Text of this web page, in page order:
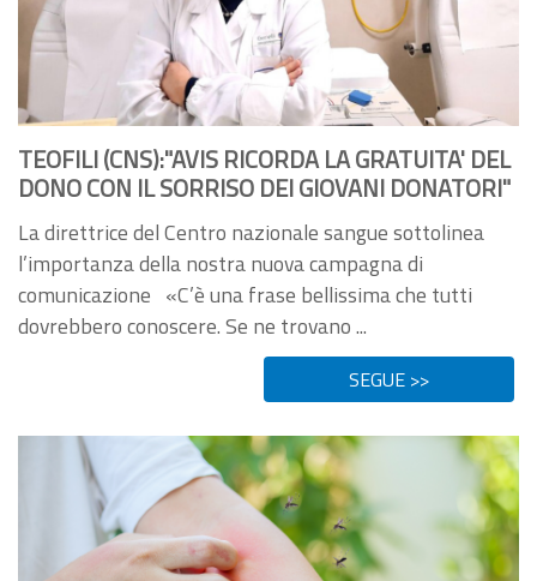
TEOFILI (CNS):"AVIS RICORDA LA GRATUITA' DEL
DONO CON IL SORRISO DEI GIOVANI DONATORI"
La direttrice del Centro nazionale sangue sottolinea
l’importanza della nostra nuova campagna di
comunicazione «C’è una frase bellissima che tutti
dovrebbero conoscere. Se ne trovano ...
SEGUE >>